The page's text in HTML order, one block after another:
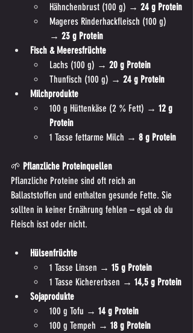
Hähnchenbrust (100 g) → 24 g Protein
Mageres Rinderhackfleisch (100 g)
→ 23 g Protein
Fisch & Meeresfrüchte
Lachs (100 g) → 20 g Protein
Thunfisch (100 g) → 24 g Protein
Milchprodukte
100 g Hüttenkäse (2 % Fett) → 12 g
Protein
1 Tasse fettarme Milch → 8 g Protein
🌱 Pflanzliche Proteinquellen
Pflanzliche Proteine sind oft reich an
Ballaststoffen und enthalten gesunde Fette. Sie
sollten in keiner Ernährung fehlen – egal ob du
Fleisch isst oder nicht.
Hülsenfrüchte
1 Tasse Linsen → 15 g Protein
1 Tasse Kichererbsen → 14,5 g Protein
Sojaprodukte
100 g Tofu → 14 g Protein
100 g Tempeh → 18 g Protein